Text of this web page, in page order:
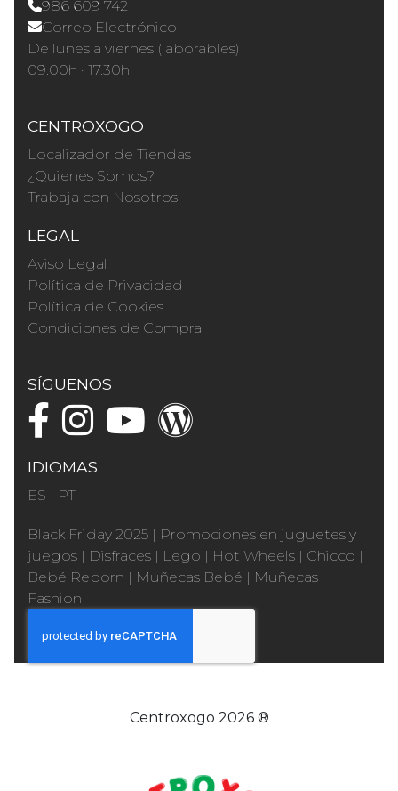
986 609 742
Correo Electrónico
De lunes a viernes (laborables)
09.00h · 17.30h
CENTROXOGO
Localizador de Tiendas
¿Quienes Somos?
Trabaja con Nosotros
LEGAL
Aviso Legal
Política de Privacidad
Política de Cookies
Condiciones de Compra
SÍGUENOS
IDIOMAS
ES | PT
Black Friday 2025 | Promociones en juguetes y
juegos | Disfraces | Lego | Hot Wheels | Chicco |
Bebé Reborn | Muñecas Bebé | Muñecas
Fashion
Centroxogo 2026 ®